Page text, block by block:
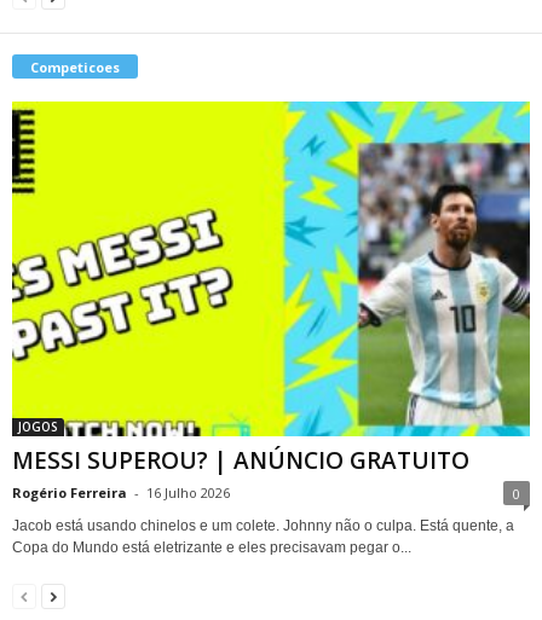
Competicoes
JOGOS
MESSI SUPEROU? | ANÚNCIO GRATUITO
Rogério Ferreira - 16 Julho 2026 0
Jacob está usando chinelos e um colete. Johnny não o culpa. Está quente, a
Copa do Mundo está eletrizante e eles precisavam pegar o...